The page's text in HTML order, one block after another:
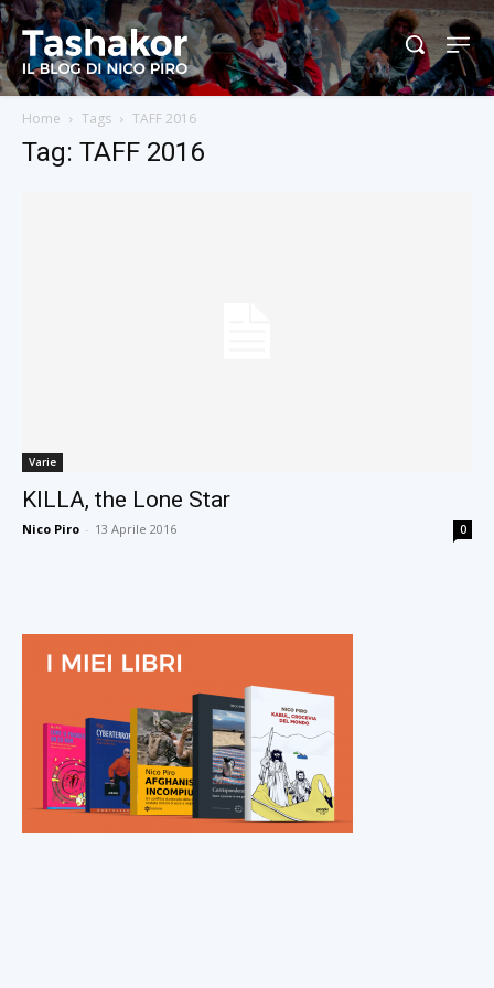
Home Tags TAFF 2016
Tag: TAFF 2016
Varie
KILLA, the Lone Star
Nico Piro - 13 Aprile 2016 0